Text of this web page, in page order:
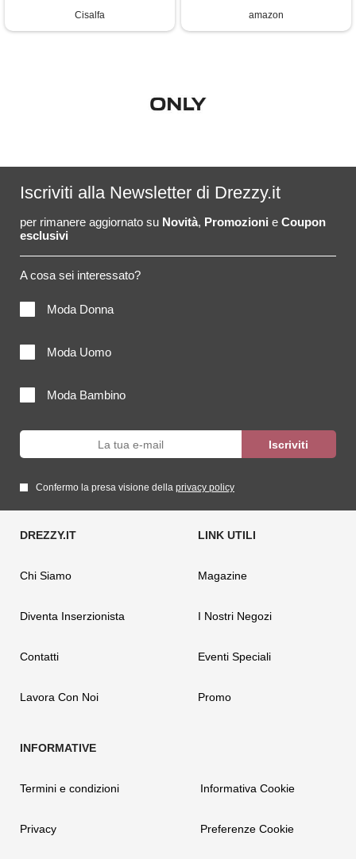
Cisalfa
amazon
Iscriviti alla Newsletter di Drezzy.it
per rimanere aggiornato su Novità, Promozioni e Coupon
esclusivi
A cosa sei interessato?
Moda Donna
Moda Uomo
Moda Bambino
Confermo la presa visione della privacy policy
Chi Siamo
Diventa Inserzionista
Contatti
Lavora Con Noi
Magazine
I Nostri Negozi
Eventi Speciali
Promo
Termini e condizioni
Privacy
Informativa Cookie
Preferenze Cookie